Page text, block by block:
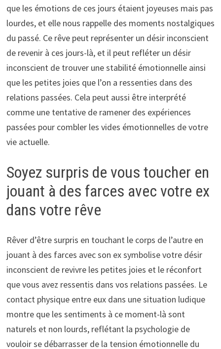
que les émotions de ces jours étaient joyeuses mais pas
lourdes, et elle nous rappelle des moments nostalgiques
du passé. Ce rêve peut représenter un désir inconscient
de revenir à ces jours-là, et il peut refléter un désir
inconscient de trouver une stabilité émotionnelle ainsi
que les petites joies que l’on a ressenties dans des
relations passées. Cela peut aussi être interprété
comme une tentative de ramener des expériences
passées pour combler les vides émotionnelles de votre
vie actuelle.
Soyez surpris de vous toucher en
jouant à des farces avec votre ex
dans votre rêve
Rêver d’être surpris en touchant le corps de l’autre en
jouant à des farces avec son ex symbolise votre désir
inconscient de revivre les petites joies et le réconfort
que vous avez ressentis dans vos relations passées. Le
contact physique entre eux dans une situation ludique
montre que les sentiments à ce moment-là sont
naturels et non lourds, reflétant la psychologie de
vouloir se débarrasser de la tension émotionnelle du